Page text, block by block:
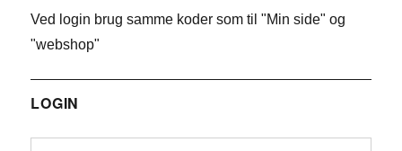
Ved login brug samme koder som til "Min side" og
"webshop"
LOGIN